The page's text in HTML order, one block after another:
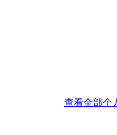
查看全部个